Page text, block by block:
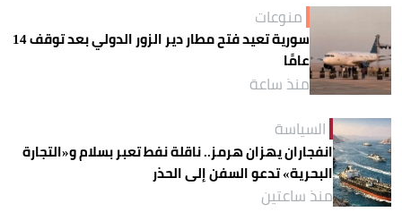
منوعات
سورية تعيد فتح مطار دير الزور الدولي بعد توقف 14
عامًا
منذ ساعة
السياسة
انفجاران يهزان هرمز.. ناقلة نفط تعبر بسلام و«التجارة
البحرية» تدعو السفن إلى الحذر
منذ ساعتين